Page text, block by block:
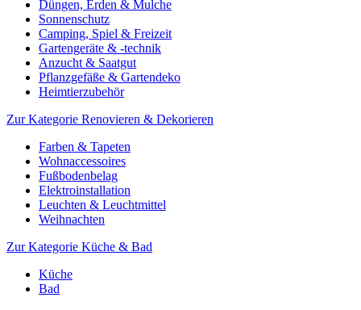
Düngen, Erden & Mulche
Sonnenschutz
Camping, Spiel & Freizeit
Gartengeräte & -technik
Anzucht & Saatgut
Pflanzgefäße & Gartendeko
Heimtierzubehör
Zur Kategorie Renovieren & Dekorieren
Farben & Tapeten
Wohnaccessoires
Fußbodenbelag
Elektroinstallation
Leuchten & Leuchtmittel
Weihnachten
Zur Kategorie Küche & Bad
Küche
Bad